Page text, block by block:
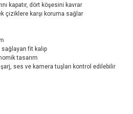
kapatır, dört köşesini kavrar
çiziklere karşı koruma sağlar
fit kalıp
tasarım
şarj, ses ve kamera tuşları kontrol edilebilir